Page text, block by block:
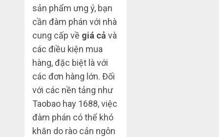
sản phẩm ưng ý, bạn
cần đàm phán với nhà
cung cấp về giá cả và
các điều kiện mua
hàng, đặc biệt là với
các đơn hàng lớn. Đối
với các nền tảng như
Taobao hay 1688, việc
đàm phán có thể khó
khăn do rào cản ngôn